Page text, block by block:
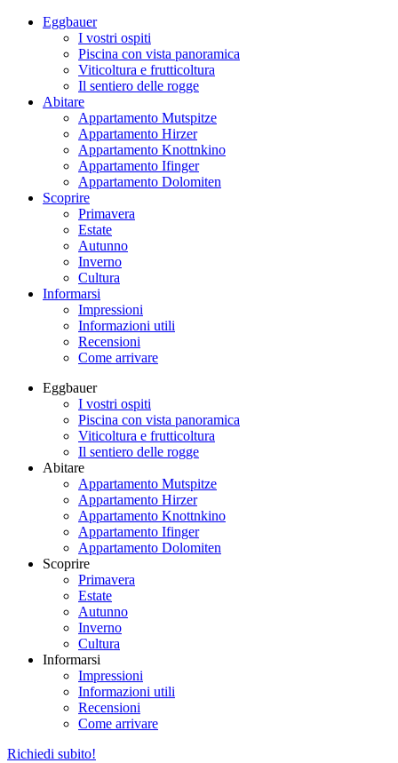
Eggbauer
I vostri ospiti
Piscina con vista panoramica
Viticoltura e frutticoltura
Il sentiero delle rogge
Abitare
Appartamento Mutspitze
Appartamento Hirzer
Appartamento Knottnkino
Appartamento Ifinger
Appartamento Dolomiten
Scoprire
Primavera
Estate
Autunno
Inverno
Cultura
Informarsi
Impressioni
Informazioni utili
Recensioni
Come arrivare
Eggbauer
I vostri ospiti
Piscina con vista panoramica
Viticoltura e frutticoltura
Il sentiero delle rogge
Abitare
Appartamento Mutspitze
Appartamento Hirzer
Appartamento Knottnkino
Appartamento Ifinger
Appartamento Dolomiten
Scoprire
Primavera
Estate
Autunno
Inverno
Cultura
Informarsi
Impressioni
Informazioni utili
Recensioni
Come arrivare
Richiedi subito!